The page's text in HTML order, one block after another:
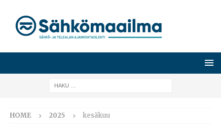
HOME 2025 kesäkuu